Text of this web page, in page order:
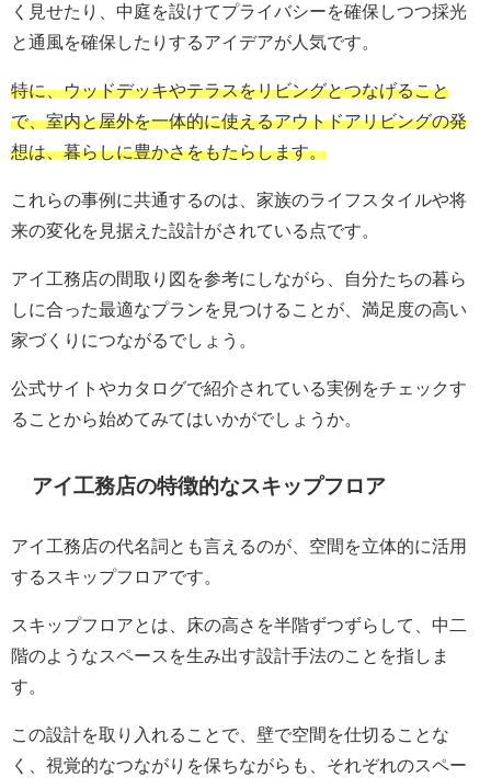
く見せたり、中庭を設けてプライバシーを確保しつつ採光
と通風を確保したりするアイデアが人気です。
特に、ウッドデッキやテラスをリビングとつなげること
で、室内と屋外を一体的に使えるアウトドアリビングの発
想は、暮らしに豊かさをもたらします。
これらの事例に共通するのは、家族のライフスタイルや将
来の変化を見据えた設計がされている点です。
アイ工務店の間取り図を参考にしながら、自分たちの暮ら
しに合った最適なプランを見つけることが、満足度の高い
家づくりにつながるでしょう。
公式サイトやカタログで紹介されている実例をチェックす
ることから始めてみてはいかがでしょうか。
アイ工務店の特徴的なスキップフロア
アイ工務店の代名詞とも言えるのが、空間を立体的に活用
するスキップフロアです。
スキップフロアとは、床の高さを半階ずつずらして、中二
階のようなスペースを生み出す設計手法のことを指しま
す。
この設計を取り入れることで、壁で空間を仕切ることな
く、視覚的なつながりを保ちながらも、それぞれのスペー